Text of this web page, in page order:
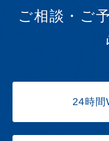
ご相談・ご
24時間